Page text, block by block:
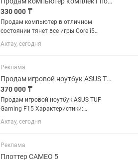
330 000 ₸
Продам компьютер в отличном
состоянии тянет все игры Core i5
11400f Rtx 3060 12gb Ssd 1 терабайт
Оперативная память 16gb Монитор
r1 Наушники беспроводные хайпер 2...
Актау, сегодня
Реклама
Продам игровой ноутбук ASUS TUF Gaming F15
370 000 ₸
Продам игровой ноутбук ASUS TUF
Gaming F15 Характеристики:
Процессор: Intel Core i5-11400H (11-е
поколение, 6 ядер / 12 потоков)
(4 ГБ) Оперативная память: 24...
Актау, сегодня
Реклама
Плоттер CAMEO 5